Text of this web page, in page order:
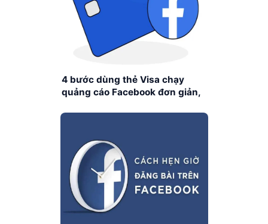
4 bước dùng thẻ Visa chạy
quảng cáo Facebook đơn giản,